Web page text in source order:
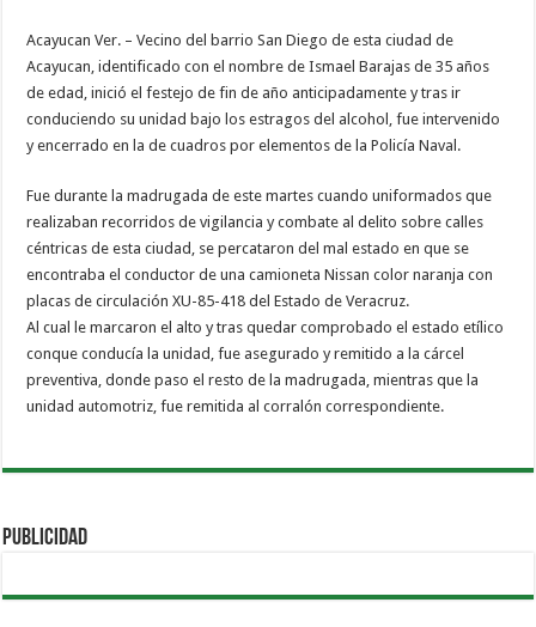
Acayucan Ver. – Vecino del barrio San Diego de esta ciudad de
Acayucan, identificado con el nombre de Ismael Barajas de 35 años
de edad, inició el festejo de fin de año anticipadamente y tras ir
conduciendo su unidad bajo los estragos del alcohol, fue intervenido
y encerrado en la de cuadros por elementos de la Policía Naval.
Fue durante la madrugada de este martes cuando uniformados que
realizaban recorridos de vigilancia y combate al delito sobre calles
céntricas de esta ciudad, se percataron del mal estado en que se
encontraba el conductor de una camioneta Nissan color naranja con
placas de circulación XU-85-418 del Estado de Veracruz.
Al cual le marcaron el alto y tras quedar comprobado el estado etílico
conque conducía la unidad, fue asegurado y remitido a la cárcel
preventiva, donde paso el resto de la madrugada, mientras que la
unidad automotriz, fue remitida al corralón correspondiente.
PUBLICIDAD